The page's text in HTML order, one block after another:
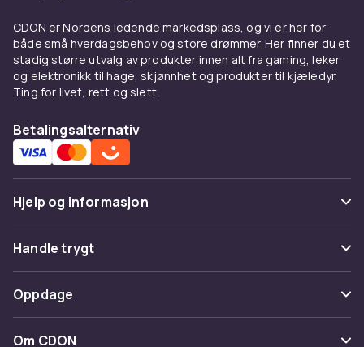
Utforsk hele foto & optikk sortimentet hos
CDON.
Solblendere er populært innen fotografering
og optikk. Hos CDON finner du solblendere fra
Sammenlign produkter, les kundeanmeldelser
og handel trygt online.
Vårt brede sortiment av solblendere dekker
alle behov – fra nybegynnervennlige modeller
kjente merker til konkurransedyktige priser.
Sammenlign produkter, les kundeanmeldelser
og handel trygt online.
CDON er Nordens ledende markedsplass, og vi er her for
både små hverdagsbehov og store drømmer. Her finner du et
stadig større utvalg av produkter innen alt fra gaming, leker
og elektronikk til hage, skjønnhet og produkter til kjæledyr.
Ting for livet, rett og slett.
Betalingsalternativ
Hjelp og informasjon
Vanlige spørsmål
Spor pakke
Angre & returner her
Kontakt oss
Handle trygt
Betaling
Levering
Oppdage
Kategorier
Om CDON